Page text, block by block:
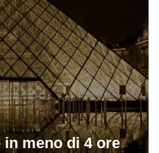
meno di 4 ore